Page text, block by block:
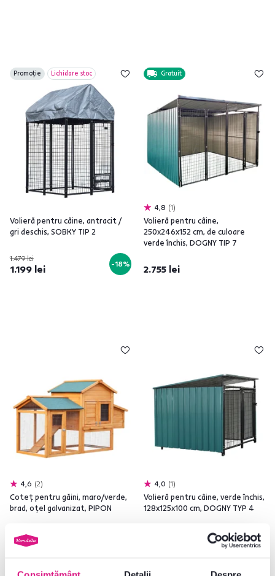
Promoție Lichidare stoc
Volieră pentru câine, antracit /
gri deschis, SOBKY TIP 2
1.479 lei
1.199 lei -18%
Gratuit
4,8 1
Volieră pentru câine,
250x246x152 cm, de culoare
verde închis, DOGNY TIP 7
2.755 lei
4,6 2
Coteţ pentru găini, maro/verde,
brad, oţel galvanizat, PIPON
965 lei
4,0 1
Volieră pentru câine, verde închis,
128x125x100 cm, DOGNY TYP 4